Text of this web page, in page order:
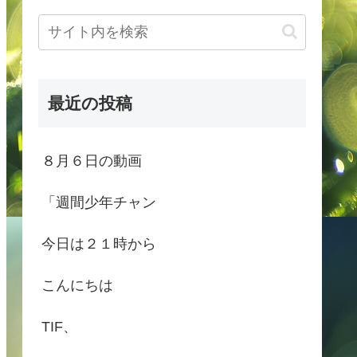
最近の投稿
８月６日の動画
「週間少年チャン
今日は２１時から
こんにちは
TIF、